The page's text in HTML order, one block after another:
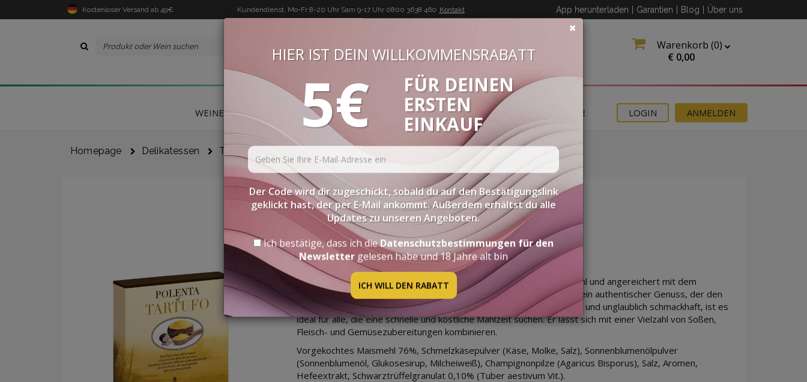
Kostenloser Versand ab 49€ Kundendienst, Mo-Fr 8-20 Uhr Sam 9-17 Uhr0800 3638 460 Kontakt App herunterladen Garantien Blog Über uns
Warenkorb (0)
€ 0,00
BUON VINO, BUONA VITA
WEINE DELIKATESSEN PROBIERPAKETE SPIRITOUSEN ZUBEHÖR ANGEBOTE ANMELDEN
LOGIN
Homepage Delikatessen Trüffel-Polenta
TRÜFFEL-POLENTA
DEHYDRIERTE MAISPOLENTA MIT TRÜFFELN
Hergestellt mit einer sorgfältigen Auswahl an hochwertigem Maismehl und angereichert mit dem
intensiven Geschmack von schwarzem Trüffel, ist dieser erste Gang ein authentischer Genuss, der den
Wurzeln der bäuerlichen Küche Tribut zollt. Einfach in der Zubereitung und unglaublich schmackhaft, ist es
ideal für alle, die eine schnelle und köstliche Mahlzeit suchen. Er lässt sich mit einer Vielzahl von Soßen,
Fleisch- und Gemüsezubereitungen kombinieren.
Vorgekochtes Maismehl 76%, Schmelzkäsepulver (Käse, Molke, Salz), Sonnenblumenölpulver
(Sonnenblumenöl, Glukosesirup, Milcheiweiß), Champignonpilze (Agaricus Bisporus), Salz, Aromen,
Hefeextrakt, Schwarztrüffelgranulat 0,10% (Tuber aestivum Vit.).
HIER IST DEIN WILLKOMMENSRABATT
5€
FÜR DEINEN
ERSTEN
EINKAUF
Der Code wird dir zugeschickt, sobald du auf den Bestätigungslink
geklickt hast, der per E-Mail ankommt. Außerdem erhältst du alle
Updates zu unseren Angeboten.
Ich bestätige, dass ich dieDatenschutzbestimmungen für den
Newsletter gelesen habe und 18 Jahre alt bin
ICH WILL DEN RABATT